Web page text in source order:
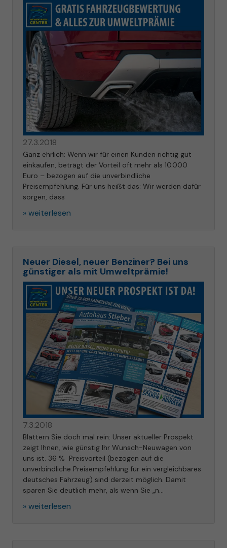
27.3.2018
Ganz ehrlich: Wenn wir für einen Kunden richtig gut
einkaufen, beträgt der Vorteil oft mehr als 10.000
Euro – bezogen auf die unverbindliche
Preisempfehlung. Für uns heißt das: Wir werden dafür
sorgen, dass
» weiterlesen
Neuer Diesel, neuer Benziner? Bei uns
günstiger als mit Umweltprämie!
7.3.2018
Blättern Sie doch mal rein: Unser aktueller Prospekt
zeigt Ihnen, wie günstig Ihr Wunsch-Neuwagen von
uns ist. 36 % Preisvorteil (bezogen auf die
unverbindliche Preisempfehlung für ein vergleichbares
deutsches Fahrzeug) sind derzeit möglich. Damit
sparen Sie deutlich mehr, als wenn Sie „n...
» weiterlesen